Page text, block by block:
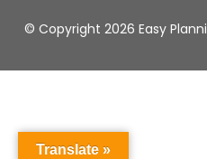
© Copyright 2026 Easy
Translate »